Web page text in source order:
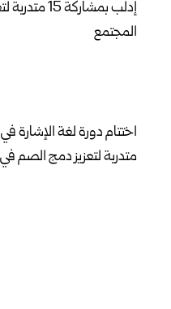
متدربة لتعزيز دمج الصم